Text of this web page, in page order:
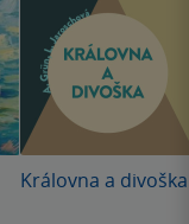
Královna a divoška